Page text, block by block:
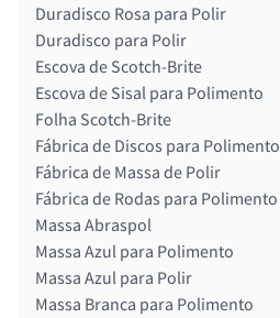
Duradisco Rosa para Polir
Duradisco para Polir
Escova de Scotch-Brite
Escova de Sisal para Polimento
Folha Scotch-Brite
Fábrica de Discos para Polimento
Fábrica de Massa de Polir
Fábrica de Rodas para Polimento
Massa Abraspol
Massa Azul para Polimento
Massa Azul para Polir
Massa Branca para Polimento